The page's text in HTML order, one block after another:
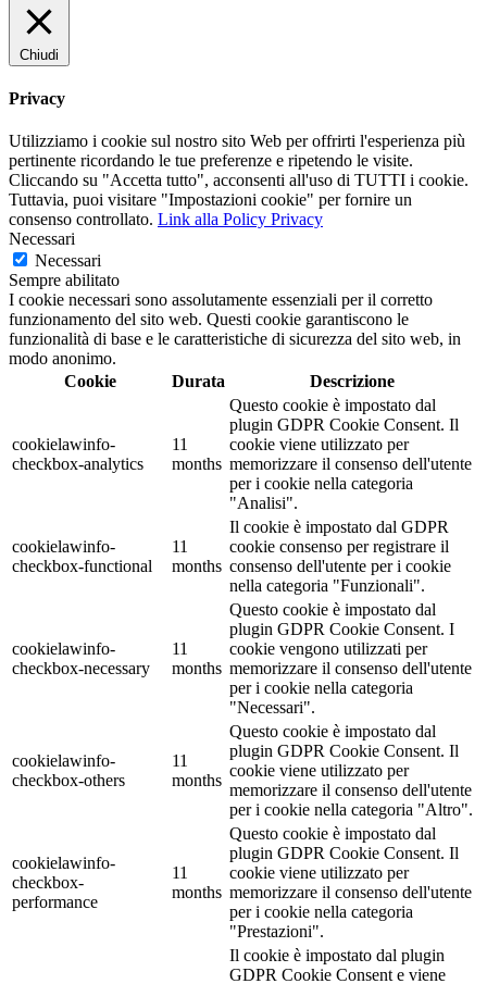
Chiudi
Privacy
Utilizziamo i cookie sul nostro sito Web per offrirti l'esperienza più
pertinente ricordando le tue preferenze e ripetendo le visite.
Cliccando su "Accetta tutto", acconsenti all'uso di TUTTI i cookie.
Tuttavia, puoi visitare "Impostazioni cookie" per fornire un
consenso controllato. Link alla Policy Privacy
Necessari
Necessari
Sempre abilitato
I cookie necessari sono assolutamente essenziali per il corretto
funzionamento del sito web. Questi cookie garantiscono le
funzionalità di base e le caratteristiche di sicurezza del sito web, in
modo anonimo.
Cookie
Durata Descrizione
cookielawinfo-
checkbox-analytics
11
months
Questo cookie è impostato dal
plugin GDPR Cookie Consent. Il
cookie viene utilizzato per
memorizzare il consenso dell'utente
per i cookie nella categoria
"Analisi".
cookielawinfo-
checkbox-functional
11
months
Il cookie è impostato dal GDPR
cookie consenso per registrare il
consenso dell'utente per i cookie
nella categoria "Funzionali".
cookielawinfo-
checkbox-necessary
11
months
Questo cookie è impostato dal
plugin GDPR Cookie Consent. I
cookie vengono utilizzati per
memorizzare il consenso dell'utente
per i cookie nella categoria
"Necessari".
cookielawinfo-
checkbox-others
11
months
Questo cookie è impostato dal
plugin GDPR Cookie Consent. Il
cookie viene utilizzato per
memorizzare il consenso dell'utente
per i cookie nella categoria "Altro".
cookielawinfo-
checkbox-
performance
11
months
Questo cookie è impostato dal
plugin GDPR Cookie Consent. Il
cookie viene utilizzato per
memorizzare il consenso dell'utente
per i cookie nella categoria
"Prestazioni".
Il cookie è impostato dal plugin
GDPR Cookie Consent e viene